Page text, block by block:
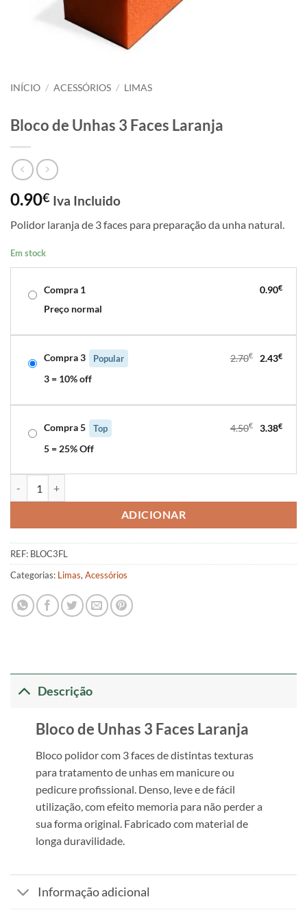
INÍCIO / ACESSÓRIOS / LIMAS
Bloco de Unhas 3 Faces Laranja
0.90€ Iva Incluido
Polidor laranja de 3 faces para preparação da unha natural.
Em stock
Compra 1 0.90€
Preço normal
Compra 3 Popular 2.70€ 2.43€
3 = 10% off
Compra 5 Top 4.50€ 3.38€
5 = 25% Off
ADICIONAR
REF: BLOC3FL
Categorias: Limas,Acessórios
Descrição
Bloco de Unhas 3 Faces Laranja
Bloco polidor com 3 faces de distintas texturas
para tratamento de unhas em manicure ou
pedicure profissional. Denso, leve e de fácil
utilização, com efeito memoria para não perder a
sua forma original. Fabricado com material de
longa duravilidade.
Informação adicional